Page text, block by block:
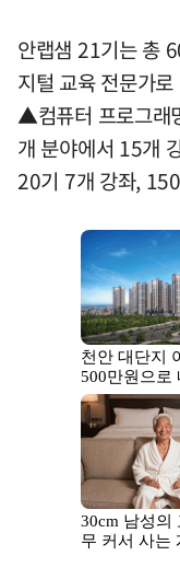
안랩샘 21기는 총
지털 교육 전문가
▲컴퓨터 프로그래
개 분야에서 15개
20기 7개 강좌,